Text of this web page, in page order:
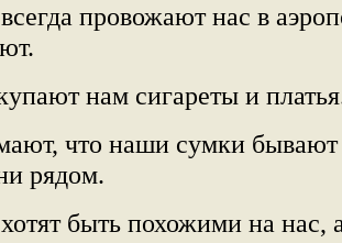
провожают нас в
нам сигареты и
что наши сумки
рядом.
быть похожими на нас,